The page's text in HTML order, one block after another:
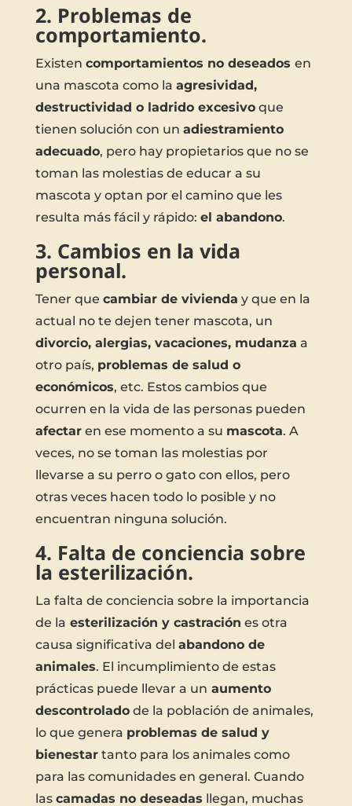
2. Problemas de
comportamiento.
Existen comportamientos no deseados en
una mascota como la agresividad,
destructividad o ladrido excesivoque
tienen solución con un adiestramiento
adecuado, pero hay propietarios que no se
toman las molestias de educar a su
mascota y optan por el camino que les
resulta más fácil y rápido: el abandono.
3. Cambios en la vida
personal.
Tener que cambiar de vivienda y que en la
actual no te dejen tener mascota, un
divorcio, alergias, vacaciones, mudanza a
otro país, problemas de salud o
económicos, etc. Estos cambios que
ocurren en la vida de las personas pueden
afectaren ese momento a su mascota. A
veces, no se toman las molestias por
llevarse a su perro o gato con ellos, pero
otras veces hacen todo lo posible y no
encuentran ninguna solución.
4. Falta de conciencia sobre
la esterilización.
La falta de conciencia sobre la importancia
de la esterilización y castración es otra
causa significativa del abandono de
animales. El incumplimiento de estas
prácticas puede llevar a un aumento
descontroladode la población de animales,
lo que genera problemas de salud y
bienestartanto para los animales como
para las comunidades en general. Cuando
las camadas no deseadas llegan, muchas